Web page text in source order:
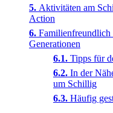
Aktivitäten am
Action
Generationen
Tipps für
In der
um Schillig
Häufig